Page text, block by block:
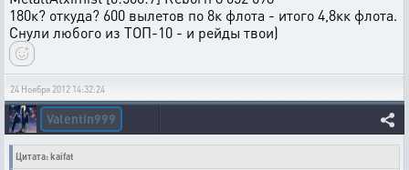
180к? откуда? 600 вылетов по 8к флота - итого 4,8кк флота.
Снули любого из ТОП-10 - и рейды твои)
24 Ноября 2012 14:32:24
Valentin999
Цитата: kaifat